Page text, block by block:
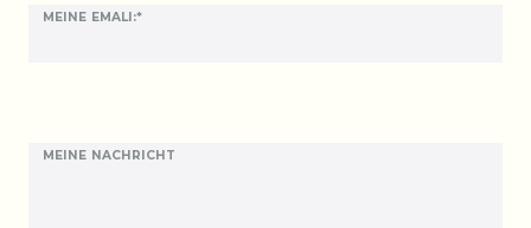
MEINE EMALI:*
MEINE NACHRICHT